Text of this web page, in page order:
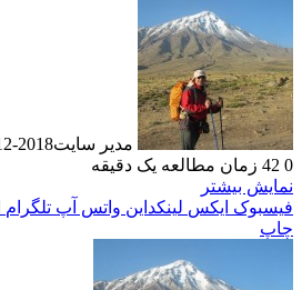
مدیر سایت2018-12-18
0
زمان مطالعه یک دقیقه
نمایش بیشتر
فیسبوک ایکس لینکداین واتس آپ تلگرام
چاپ